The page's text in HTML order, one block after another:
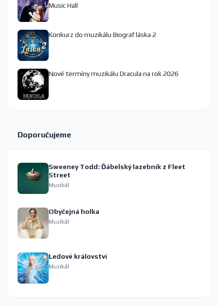
Music Hall
Konkurz do muzikálu Biograf láska 2
Nové termíny muzikálu Dracula na rok 2026
Doporučujeme
Sweeney Todd: Ďábelský lazebník z Fleet
Street
Muzikál
Obyčejná holka
Muzikál
Ledové království
Muzikál